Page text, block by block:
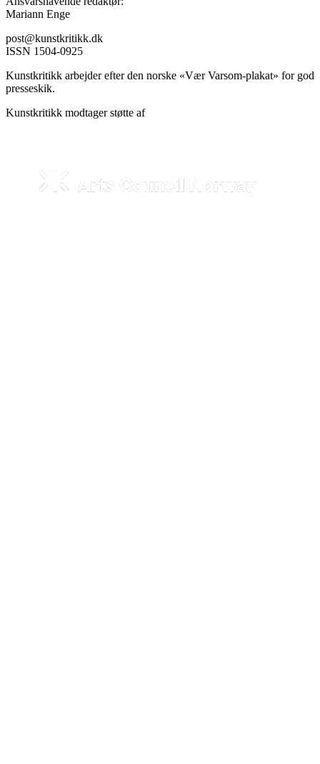
Mariann Enge
post@kunstkritikk.dk
ISSN 1504-0925
Kunstkritikk arbejder efter den norske «Vær Varsom-plakat» for god
presseskik.
Kunstkritikk modtager støtte af